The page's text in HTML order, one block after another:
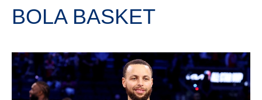
BOLA BASKET